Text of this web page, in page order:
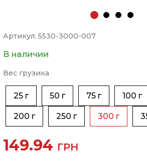
Артикул: 5530-3000-007
В наличии
Вес грузика
25 г 50 г 75 г 100 г
200 г 250 г 300 г
149.94 ГРН